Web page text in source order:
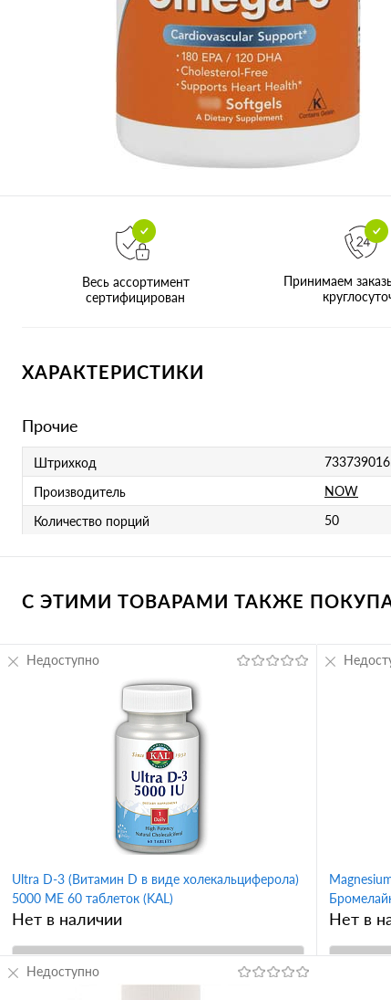
Весь ассортимент
сертифицирован
Принимаем
ХАРАКТЕРИСТИКИ
Прочие
Штрихкод
Производитель
NOW
Количество порций
50
С ЭТИМИ ТОВАРАМИ ТАКЖЕ
Ultra D-3 (Витамин D в виде холекальциферола)
5000 МЕ 60 таблеток (KAL)
Нет в наличии
Недоступно
Нет в
Недоступно